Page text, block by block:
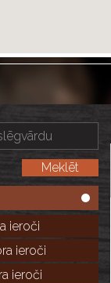
ieroči
ieroči
ieroči